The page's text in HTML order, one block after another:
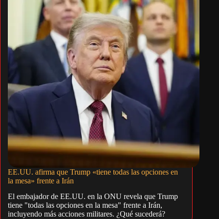
EE.UU. afirma que Trump «tiene todas las opciones en
la mesa» frente a Irán
El embajador de EE.UU. en la ONU revela que Trump
tiene "todas las opciones en la mesa" frente a Irán,
incluyendo más acciones militares. ¿Qué sucederá?